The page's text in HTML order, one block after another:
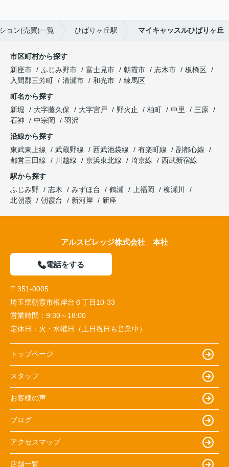
ョン(売買)一覧 ひばりヶ丘駅 マイキャッスルひばりヶ丘
市区町村から探す
新座市
ふじみ野市 富士見市 朝霞市 志木市
板橋区
入間郡三芳町
清瀬市 和光市
練馬区
町名から探す
新堀
大字藤久保 大字宮戸 野火止 柏町 中里
三原
石神
中宗岡
羽沢
沿線から探す
東武東上線
武蔵野線 西武池袋線 有楽町線
副都心線
都営三田線
川越線 京浜東北線 埼京線
西武新宿線
駅から探す
ふじみ野
志木 みずほ台 鶴瀬 上福岡
柳瀬川
北朝霞
朝霞台 新河岸 新座
アルスビレッジ株式会社 本社
電話をする
〒351-0005
埼玉県朝霞市根岸台６丁目10-33
営業時間： 9:30～18:00
定休日： 火・水曜日（土日祝日も営業中）
トップページ
スタッフ
お客様の声
ブログ
アクセスマップ
店舗一覧